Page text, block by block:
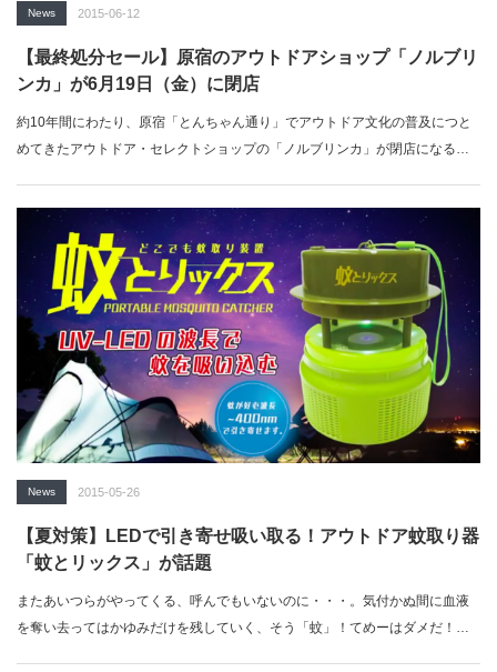
News 2015-06-12
【最終処分セール】原宿のアウトドアショップ「ノルブリ
ンカ」が6月19日（金）に閉店
約10年間にわたり、原宿「とんちゃん通り」でアウトドア文化の普及につと
めてきたアウトドア・セレクトショップの「ノルブリンカ」が閉店になるに
News 2015-05-26
【夏対策】LEDで引き寄せ吸い取る！アウトドア蚊取り器
「蚊とリックス」が話題
またあいつらがやってくる、呼んでもいないのに・・・。気付かぬ間に血液
を奪い去ってはかゆみだけを残していく、そう「蚊」！てめーはダメだ！…